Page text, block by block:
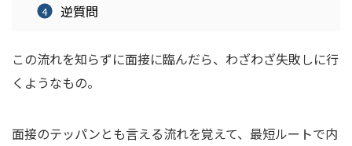
逆質問
この流れを知らずに面接に臨んだら、わざわざ失敗しに行
くようなもの。
面接のテッパンとも言える流れを覚えて、最短ルートで内